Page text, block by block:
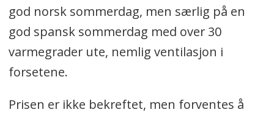
god norsk sommerdag, men særlig på en
god spansk sommerdag med over 30
varmegrader ute, nemlig ventilasjon i
forsetene.
Prisen er ikke bekreftet, men forventes å